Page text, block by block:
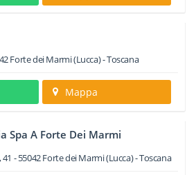
Forte dei Marmi(Lucca) -Toscana
Mappa
Spa A Forte Dei Marmi
-55042Forte dei Marmi(Lucca) -Toscana